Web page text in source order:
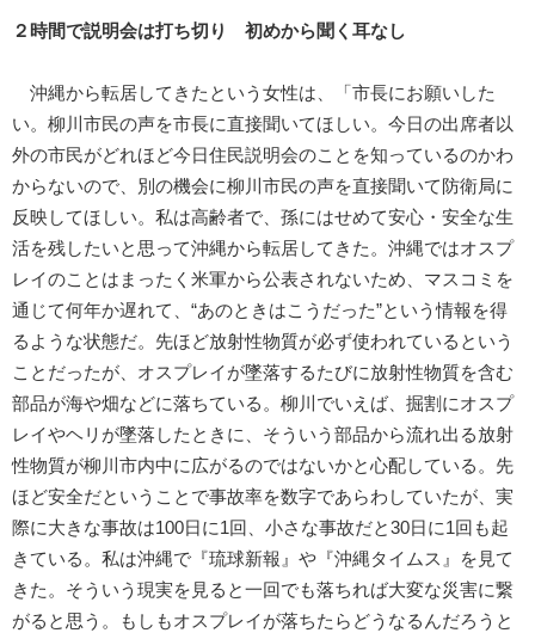
２時間で説明会は打ち切り 初めから聞く耳なし
沖縄から転居してきたという女性は、「市長にお願いした
い。柳川市民の声を市長に直接聞いてほしい。今日の出席者以
外の市民がどれほど今日住民説明会のことを知っているのかわ
からないので、別の機会に柳川市民の声を直接聞いて防衛局に
反映してほしい。私は高齢者で、孫にはせめて安心・安全な生
活を残したいと思って沖縄から転居してきた。沖縄ではオスプ
レイのことはまったく米軍から公表されないため、マスコミを
通じて何年か遅れて、“あのときはこうだった”という情報を得
るような状態だ。先ほど放射性物質が必ず使われているという
ことだったが、オスプレイが墜落するたびに放射性物質を含む
部品が海や畑などに落ちている。柳川でいえば、掘割にオスプ
レイやヘリが墜落したときに、そういう部品から流れ出る放射
性物質が柳川市内中に広がるのではないかと心配している。先
ほど安全だということで事故率を数字であらわしていたが、実
際に大きな事故は100日に1回、小さな事故だと30日に1回も起
きている。私は沖縄で『琉球新報』や『沖縄タイムス』を見て
きた。そういう現実を見ると一回でも落ちれば大変な災害に繋
がると思う。もしもオスプレイが落ちたらどうなるんだろうと